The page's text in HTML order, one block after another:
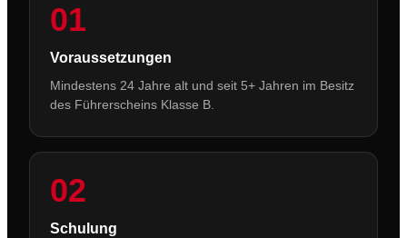
01
Voraussetzungen
Mindestens 24 Jahre alt und seit 5+ Jahren im Besitz
des Führerscheins Klasse B.
02
Schulung